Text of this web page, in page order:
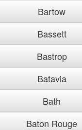
Bartow
Bassett
Bastrop
Batavia
Bath
Baton Rouge